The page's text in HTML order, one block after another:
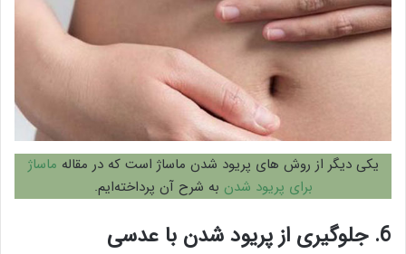
یکی دیگر از روش های پریود شدن ماساژ است که در مقاله ماساژ
برای پریود شدن به شرح آن پرداخته‌ایم.
6. جلوگیری از پریود شدن با عدسی